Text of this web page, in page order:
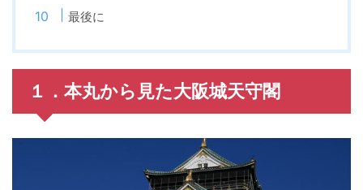
最後に
１．本丸から見た大阪城天守閣